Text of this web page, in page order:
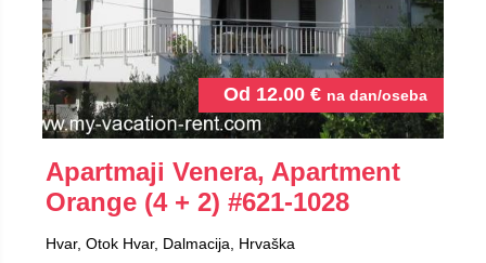
Od 12.00 € na dan/oseba
Apartmaji Venera, Apartment
Orange (4 + 2) #621-1028
Hvar, Otok Hvar, Dalmacija, Hrvaška